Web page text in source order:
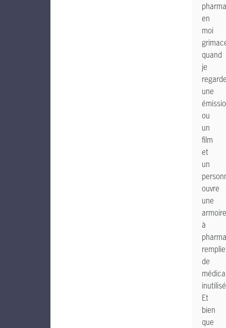
en
moi
quand
je
une
ou
un
film
et
un
ouvre
une
armoire
à
remplie
de
Et
bien
que